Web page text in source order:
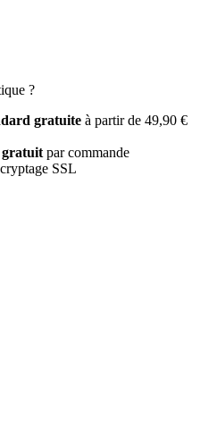
?
gratuite à partir de 49,90 €
gratuit par commande
SSL